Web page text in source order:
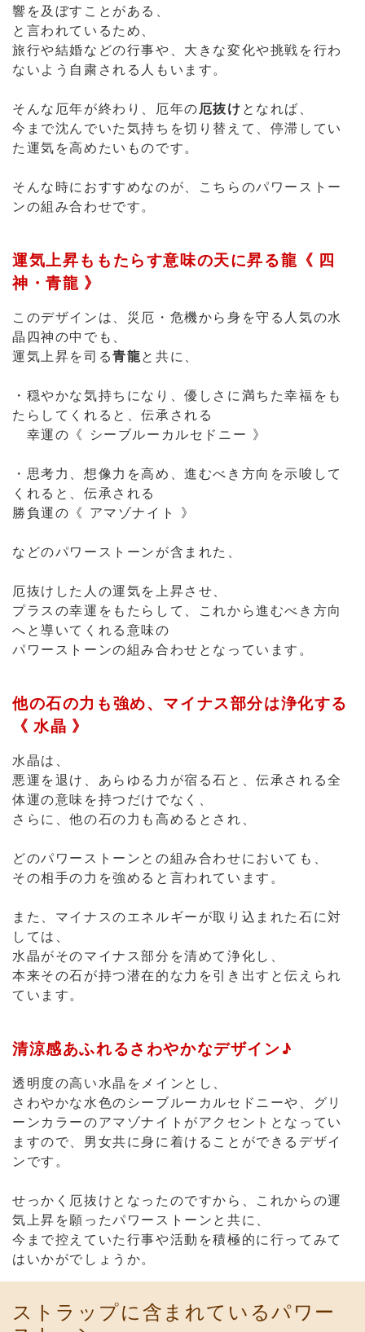
今まで沈んでいた気持ちを切り替えて、停滞してい
た運気を高めたいものです。
そんな時におすすめなのが、こちらのパワーストー
運気上昇ももたらす意味の天に昇る龍《 四
このデザインは、災厄・危機から身を守る人気の水
晶四神の中でも、
・穏やかな気持ちになり、優しさに満ちた幸福をも
幸運の《 シーブルーカルセドニー 》
・思考力、想像力を高め、進むべき方向を示唆して
勝負運の《 アマゾナイト 》
などのパワーストーンが含まれた、
厄抜けした人の運気を上昇させ、
プラスの幸運をもたらして、これから進むべき方向
へと導いてくれる意味の
他の石の力も強め、マイナス部分は浄化する
《 水晶 》
水晶は、
悪運を退け、あらゆる力が宿る石と、伝承される全
さらに、他の石の力も高めるとされ、
その相手の力を強めると言われています。
また、マイナスのエネルギーが取り込まれた石に対
しては、
本来その石が持つ潜在的な力を引き出すと伝えられ
ています。
清涼感あふれるさわやかなデザイン♪
透明度の高い水晶をメインとし、
さわやかな水色のシーブルーカルセドニーや、グリ
ーンカラーのアマゾナイトがアクセントとなってい
ンです。
せっかく厄抜けとなったのですから、これからの運
気上昇を願ったパワーストーンと共に、
今まで控えていた行事や活動を積極的に行ってみて
はいかがでしょうか。
ストラップに含まれているパワー
ストーン
アマゾナイト
思考力、想像力を高め、進むべき方向を示
唆してくれると伝承される。
勝負運